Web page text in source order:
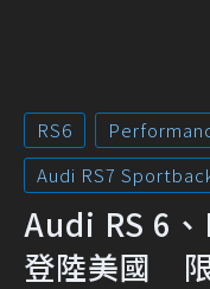
RS6
Audi RS7
Audi RS 6
登陸美國